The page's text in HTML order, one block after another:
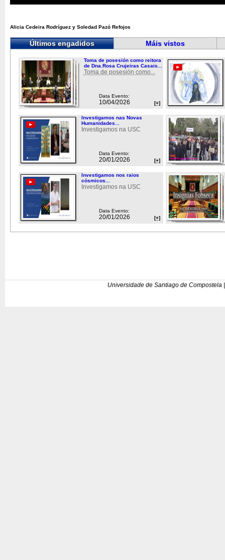
Alicia Cedeira Rodríguez y Soledad Pazó Refojos
Últimos engadidos Máis vistos
Toma de posesión como reitora
de Dna.Rosa Crujeiras Casais...
Toma de posesión como...
Data Evento:
10/04/2026 [+]
Investigamos nas Novas
Humanidades...
Investigamos na USC
Data Evento:
20/01/2026 [+]
Investigamos nos raios
cósmicos...
Investigamos na USC
Data Evento:
20/01/2026 [+]
Universidade de Santiago de